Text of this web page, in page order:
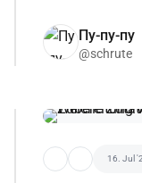
Пу-пу-пу
@schrute
16. Jul